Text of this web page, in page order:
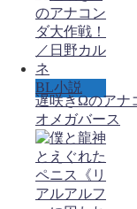
BL小説
遅咲きΩのアナ
オメガバース